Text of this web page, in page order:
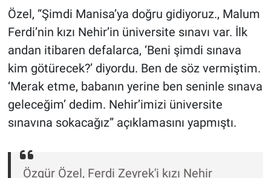
Özel, “Şimdi Manisa’ya doğru gidiyoruz., Malum
Ferdi’nin kızı Nehir’in üniversite sınavı var. İlk
andan itibaren defalarca, ‘Beni şimdi sınava
kim götürecek?’ diyordu. Ben de söz vermiştim.
‘Merak etme, babanın yerine ben seninle sınava
geleceğim’ dedim. Nehir’imizi üniversite
sınavına sokacağız” açıklamasını yapmıştı.
Özgür Özel, Ferdi Zeyrek'i kızı Nehir
Sağlık
Spor
Teknoloji
Türkiye'nin Geleceği
Türkiye'nin Gündemi